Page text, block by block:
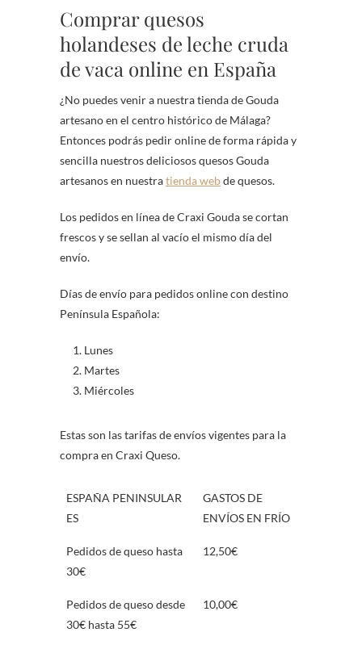
Comprar quesos
holandeses de leche cruda
de vaca online en España
¿No puedes venir a nuestra tienda de Gouda
artesano en el centro histórico de Málaga?
Entonces podrás pedir online de forma rápida y
sencilla nuestros deliciosos quesos Gouda
artesanos en nuestratienda webde quesos.
Los pedidos en línea de Craxi Gouda se cortan
frescos y se sellan al vacío el mismo día del
envío.
Días de envío para pedidos online con destino
Península Española:
Lunes
Martes
Miércoles
Estas son las tarifas de envíos vigentes para la
compra en Craxi Queso.
ESPAÑA PENINSULAR
ES
GASTOS DE
ENVÍOS EN FRÍO
Pedidos de queso hasta
30€
12,50€
Pedidos de queso desde
30€ hasta 55€
10,00€